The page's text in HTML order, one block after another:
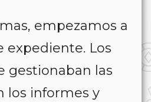
empezamos a
expediente. Los
gestionaban las
los informes y